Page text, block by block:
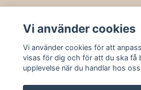
Sociala medier
Vi använder cookies
Vi använder cookies för att
visas för dig och för att du ska få
upplevelse när du handlar hos